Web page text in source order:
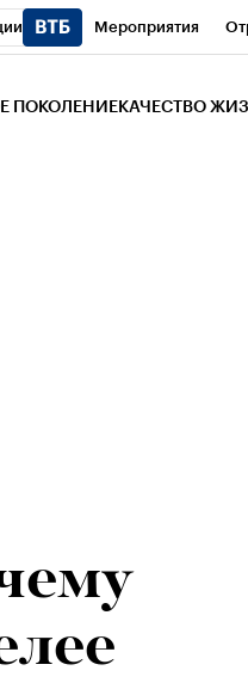
Мероприятия
ПОКОЛЕНИЕ КАЧЕСТВО